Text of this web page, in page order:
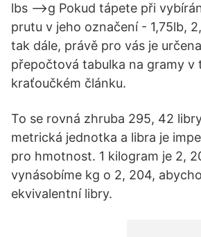
lbs -->g Pokud tápete při
prutu v jeho označení - 1,75lb,
tak dále, právě pro vás je
přepočtová tabulka na gramy v
kraťoučkém článku.
To se rovná zhruba 295, 42
metrická jednotka a libra je
pro hmotnost. 1 kilogram je 2,
vynásobíme kg o 2, 204,
ekvivalentní libry.